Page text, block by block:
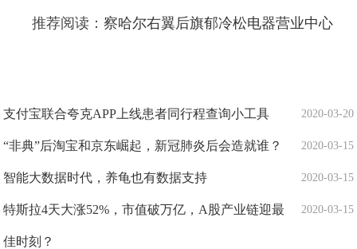
推荐阅读：察哈尔右翼后旗郁冷松电器营业中心
2020-03-20
支付宝联合夸克APP上线患者同行程查询小工具
2020-03-15
“非典”后淘宝和京东崛起，新冠肺炎后会造就谁？
2020-03-15
智能大数据时代，养龟也有数据支持
2020-03-15
特斯拉4天大涨52%，市值破万亿，A股产业链迎最
佳时刻？